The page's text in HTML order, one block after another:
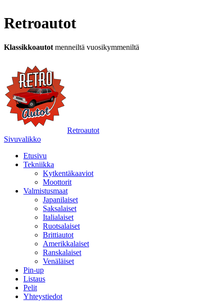
Retroautot
Klassikkoautot menneiltä vuosikymmeniltä
Retroautot
Sivuvalikko
Etusivu
Tekniikka
Kytkentäkaaviot
Moottorit
Valmistusmaat
Japanilaiset
Saksalaiset
Italialaiset
Ruotsalaiset
Brittiautot
Amerikkalaiset
Ranskalaiset
Venäläiset
Pin-up
Listaus
Pelit
Yhteystiedot